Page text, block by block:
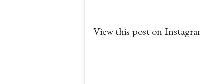
View this post on